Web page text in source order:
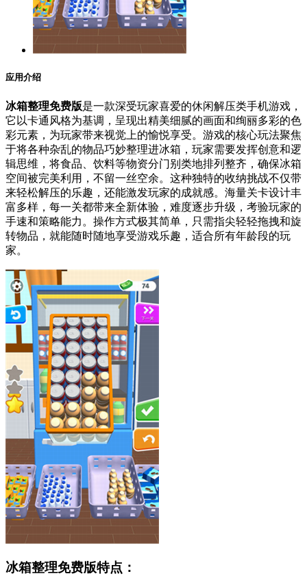
应用介绍
冰箱整理免费版是一款深受玩家喜爱的休闲解压类手机游戏，
它以卡通风格为基调，呈现出精美细腻的画面和绚丽多彩的色
彩元素，为玩家带来视觉上的愉悦享受。游戏的核心玩法聚焦
于将各种杂乱的物品巧妙整理进冰箱，玩家需要发挥创意和逻
辑思维，将食品、饮料等物资分门别类地排列整齐，确保冰箱
空间被完美利用，不留一丝空余。这种独特的收纳挑战不仅带
来轻松解压的乐趣，还能激发玩家的成就感。海量关卡设计丰
富多样，每一关都带来全新体验，难度逐步升级，考验玩家的
手速和策略能力。操作方式极其简单，只需指尖轻轻拖拽和旋
转物品，就能随时随地享受游戏乐趣，适合所有年龄段的玩
家。
冰箱整理免费版特点：